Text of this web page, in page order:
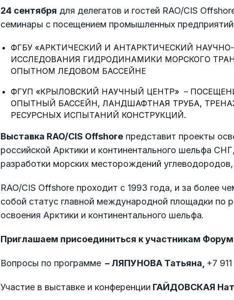
24 сентября для делегатов и гостей RAO/CIS
семинары с посещением промышленных
ФГБУ «АРКТИЧЕСКИЙ И АНТАРКТИЧЕСКИЙ
ИССЛЕДОВАНИЯ ГИДРОДИНАМИКИ МОРСКОГО
ОПЫТНОМ ЛЕДОВОМ БАССЕЙНЕ
ФГУП «КРЫЛОВСКИЙ НАУЧНЫЙ ЦЕНТР» –
ОПЫТНЫЙ БАССЕЙН, ЛАНДШАФТНАЯ ТРУБА,
РЕСУРСНЫХ ИСПЫТАНИЙ КОНСТРУКЦИЙ.
Выставка RAO/CIS Offshoreпредставит проекты
российской Арктики и континентального шельфа
разработки морских месторождений
RAO/CIS Offshore проходит с 1993 года, и за более
собой статус главной международной площадки по
освоения Арктики и континентального шельфа.
Приглашаем присоединиться к участникам
Вопросы по программе– ЛЯПУНОВА Татьяна, +7
Участие в выставке и конференции ГАЙДОВСКАЯ